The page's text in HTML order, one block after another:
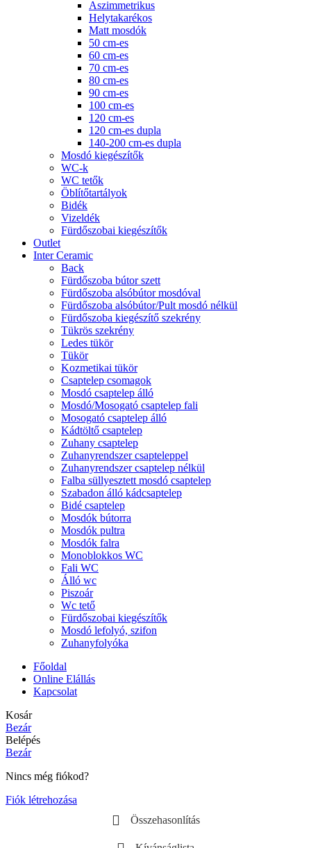
Aszimmetrikus
Helytakarékos
Matt mosdók
50 cm-es
60 cm-es
70 cm-es
80 cm-es
90 cm-es
100 cm-es
120 cm-es
120 cm-es dupla
140-200 cm-es dupla
Mosdó kiegészítők
WC-k
WC tetők
Öblítőtartályok
Bidék
Vizeldék
Fürdőszobai kiegészítők
Outlet
Inter Ceramic
Back
Fürdőszoba bútor szett
Fürdőszoba alsóbútor mosdóval
Fürdőszoba alsóbútor/Pult mosdó nélkül
Fürdőszoba kiegészítő szekrény
Tükrös szekrény
Ledes tükör
Tükör
Kozmetikai tükör
Csaptelep csomagok
Mosdó csaptelep álló
Mosdó/Mosogató csaptelep fali
Mosogató csaptelep álló
Kádtöltő csaptelep
Zuhany csaptelep
Zuhanyrendszer csapteleppel
Zuhanyrendszer csaptelep nélkül
Falba süllyesztett mosdó csaptelep
Szabadon álló kádcsaptelep
Bidé csaptelep
Mosdók bútorra
Mosdók pultra
Mosdók falra
Monoblokkos WC
Fali WC
Álló wc
Piszoár
Wc tető
Fürdőszobai kiegészítők
Mosdó lefolyó, szifon
Zuhanyfolyóka
Főoldal
Online Elállás
Kapcsolat
Kosár
Bezár
Belépés
Bezár
Nincs még fiókod?
Fiók létrehozása
Összehasonlítás